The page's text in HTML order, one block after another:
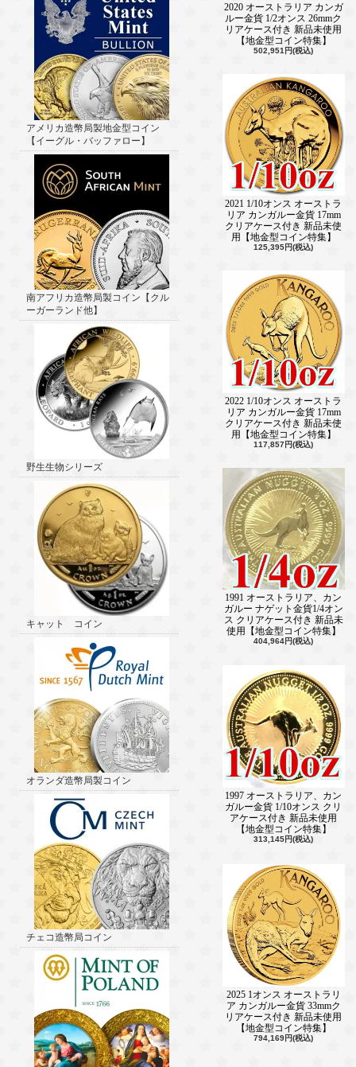
アメリカ造幣局製地金型コイン
【イーグル・バッファロー】
南アフリカ造幣局製コイン【クル
ーガーランド他】
野生生物シリーズ
キャット コイン
オランダ造幣局製コイン
チェコ造幣局コイン
2020 オーストラリア カンガ
ルー金貨 1/2オンス 26mmク
リアケース付き 新品未使用
【地金型コイン特集】
502,951円(税込)
2021 1/10オンス オーストラ
リア カンガルー金貨 17mm
クリアケース付き 新品未使
用【地金型コイン特集】
125,395円(税込)
2022 1/10オンス オーストラ
リア カンガルー金貨 17mm
クリアケース付き 新品未使
用【地金型コイン特集】
117,857円(税込)
1991 オーストラリア、カン
ガルー ナゲット金貨1/4オン
ス クリアケース付き 新品未
使用【地金型コイン特集】
404,964円(税込)
1997 オーストラリア、カン
ガルー金貨 1/10オンス クリ
アケース付き 新品未使用
【地金型コイン特集】
313,145円(税込)
2025 1オンス オーストラリ
ア カンガルー金貨 33mmク
リアケース付き 新品未使用
【地金型コイン特集】
794,169円(税込)